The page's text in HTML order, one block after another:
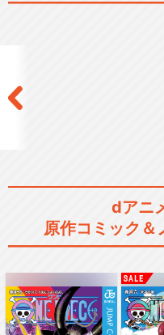
dアニ
原作コミック＆